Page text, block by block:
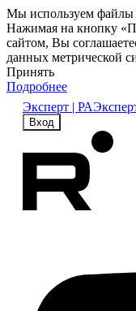
Мы используем файлы
Нажимая на кнопку
сайтом, Вы
данных метрической
Принять
Подробнее
Эксперт | РА
Вход